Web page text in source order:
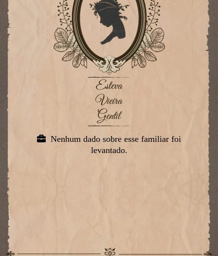
Esteva
Vieira
Gentil
Nenhum dado sobre esse familiar foi
levantado.